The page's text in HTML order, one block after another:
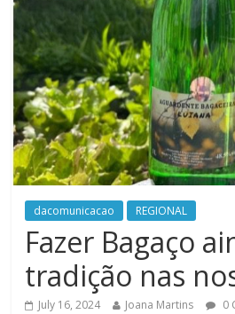
dacomunicacao REGIONAL
Fazer Bagaço
tradição nas
July 16, 2024 Joana Martins 0